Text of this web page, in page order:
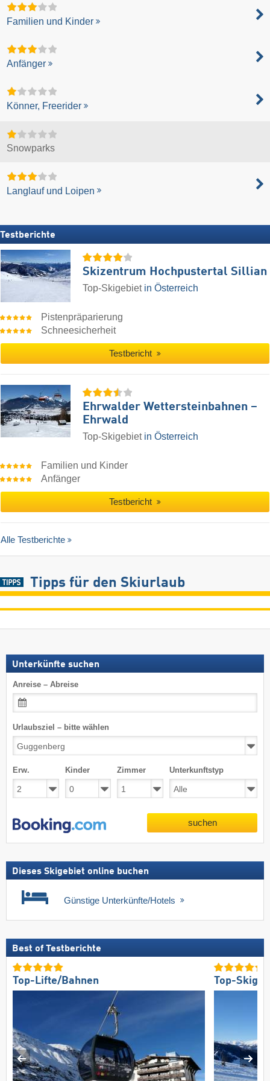
Familien und Kinder
Anfänger
Könner, Freerider
Snowparks
Langlauf und Loipen
Testberichte
Skizentrum Hochpustertal Sillian
Top-Skigebiet in Österreich
Pistenpräparierung
Schneesicherheit
Testbericht
Ehrwalder Wettersteinbahnen –
Ehrwald
Top-Skigebiet in Österreich
Familien und Kinder
Anfänger
Testbericht
Alle Testberichte
Tipps für den Skiurlaub
Unterkünfte suchen
Anreise – Abreise
Urlaubsziel – bitte wählen
Erw. Kinder Zimmer Unterkunftstyp
suchen
Dieses Skigebiet online buchen
Günstige Unterkünfte/Hotels
Best of Testberichte
Top-Lifte/Bahnen Top-